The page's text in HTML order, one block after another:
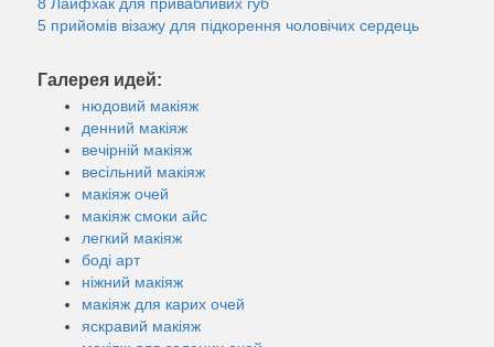
5 прийомів візажу для підкорення чоловічих сердець
Галерея идей:
нюдовий макіяж
денний макіяж
вечірній макіяж
весільний макіяж
макіяж очей
макіяж смоки айс
легкий макіяж
боді арт
ніжний макіяж
макіяж для карих очей
яскравий макіяж